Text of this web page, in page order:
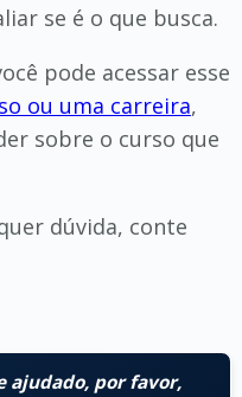
se é o que busca.
pode acessar esse
ou uma carreira,
sobre o curso que
dúvida, conte
ajudado, por favor,